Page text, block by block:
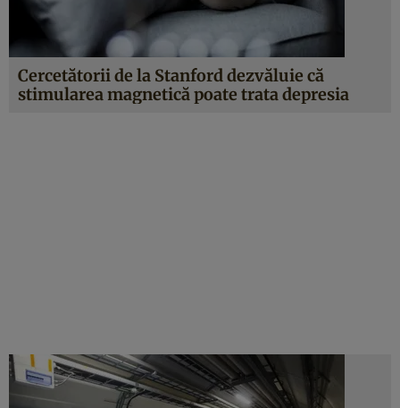
Cercetătorii de la Stanford dezvăluie că
stimularea magnetică poate trata depresia